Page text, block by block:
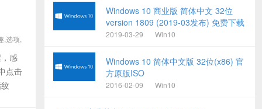
选项,
感
点击
Windows 10 商业版 简体中文 32位
version 1809 (2019-03发布) 免费下载
2019-03-29 Win10
Windows 10 简体中文版 32位(x86) 官
方原版ISO
2016-02-09 Win10